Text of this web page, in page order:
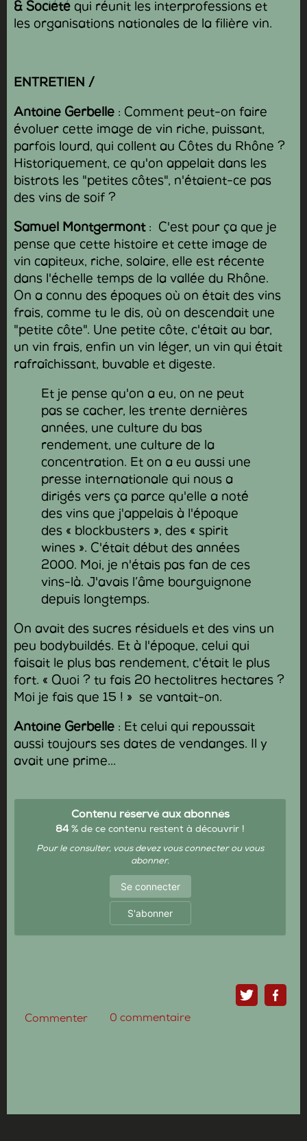
& Société qui réunit les interprofessions et
les organisations nationales de la filière vin.
ENTRETIEN /
Antoine Gerbelle : Comment peut-on faire
évoluer cette image de vin riche, puissant,
parfois lourd, qui collent au Côtes du Rhône ?
Historiquement, ce qu'on appelait dans les
bistrots les "petites côtes", n'étaient-ce pas
des vins de soif ?
Samuel Montgermont: C'est pour ça que je
pense que cette histoire et cette image de
vin capiteux, riche, solaire, elle est récente
dans l'échelle temps de la vallée du Rhône.
On a connu des époques où on était des vins
frais, comme tu le dis, où on descendait une
"petite côte". Une petite côte, c'était au bar,
un vin frais, enfin un vin léger, un vin qui était
rafraîchissant, buvable et digeste.
Et je pense qu'on a eu, on ne peut
pas se cacher, les trente dernières
années, une culture du bas
rendement, une culture de la
concentration. Et on a eu aussi une
presse internationale qui nous a
dirigés vers ça parce qu'elle a noté
des vins que j'appelais à l'époque
des « blockbusters », des « spirit
wines ». C'était début des années
2000. Moi, je n'étais pas fan de ces
vins-là. J'avais l’âme bourguignone
depuis longtemps.
On avait des sucres résiduels et des vins un
peu bodybuildés. Et à l'époque, celui qui
faisait le plus bas rendement, c'était le plus
fort. « Quoi ? tu fais 20 hectolitres hectares ?
Moi je fais que 15 ! » se vantait-on.
Antoine Gerbelle : Et celui qui repoussait
aussi toujours ses dates de vendanges. Il y
avait une prime...
Contenu réservé aux abonnés
84% de ce contenu restent à découvrir !
Pour le consulter, vous devez vous connecter ou vous
abonner.
Se connecter
S'abonner
0 commentaire
Commenter